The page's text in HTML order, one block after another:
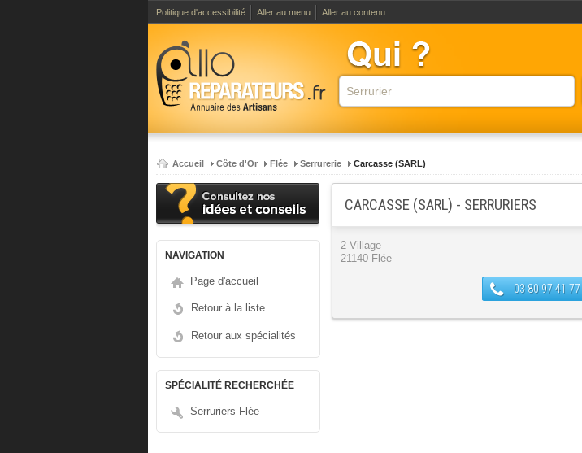
Politique d'accessibilité Aller au menu Aller au contenu
Accueil Côte d'Or Flée Serrurerie Carcasse (SARL)
NAVIGATION
Page d'accueil
Retour à la liste
Retour aux spécialités
SPÉCIALITÉ RECHERCHÉE
Serruriers Flée
CARCASSE (SARL) - SERRURIERS
2 Village
21140 Flée
03 80 97 41 77